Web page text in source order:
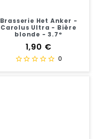
Brasserie Het Anker -
Carolus Ultra - Bière
blonde - 3.7°
Prix
1,90 €
0